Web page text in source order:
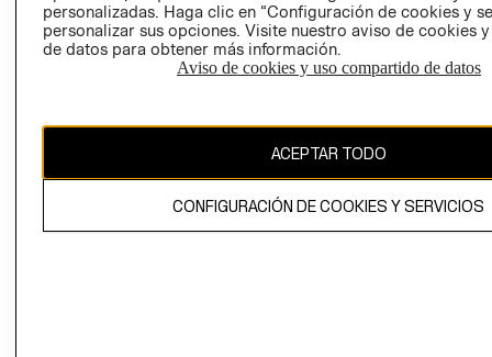
AVISO DE
COOKIES
CAMBIAR REGIÓN
personalizadas. Haga clic en “Configuración de cookies y
personalizar sus opciones. Visite nuestro aviso de cookies
de datos para obtener más información.
Aviso de cookies y uso compartido de datos
ACEPTAR TODO
CONFIGURACIÓN DE COOKIES Y SERVICIOS